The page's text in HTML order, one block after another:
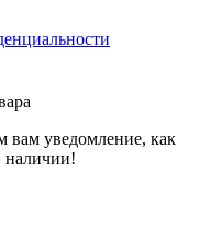
вам уведомление, как
наличии!